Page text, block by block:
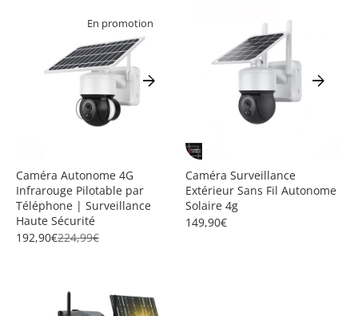
arrow_forward
En promotion
Caméra Autonome 4G
Infrarouge Pilotable par
Téléphone | Surveillance
Haute Sécurité
192,90€224,99€
arrow_forward
Caméra Surveillance
Extérieur Sans Fil Autonome
Solaire 4g
149,90€